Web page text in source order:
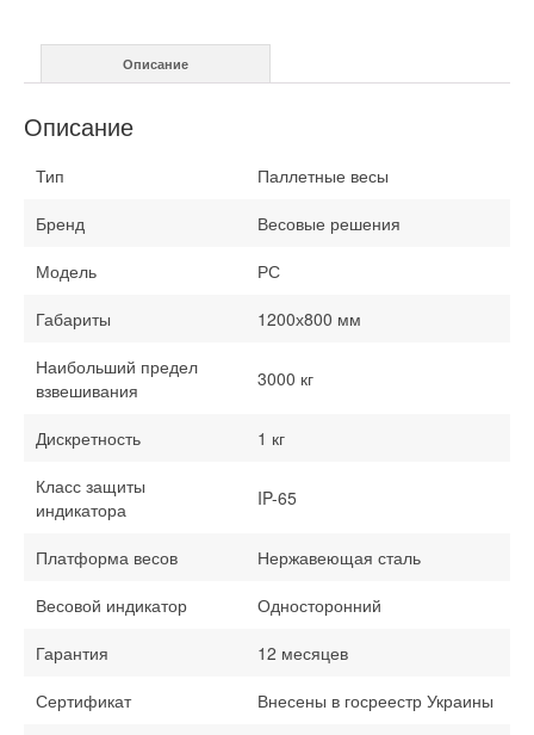
тонны
Описание
Описание
Тип
Паллетные весы
Бренд
Весовые решения
Модель
РС
Габариты
1200х800 мм
Наибольший предел
взвешивания
3000 кг
Дискретность
1 кг
Класс защиты
индикатора
IP-65
Платформа весов
Нержавеющая сталь
Весовой индикатор
Односторонний
Гарантия
12 месяцев
Сертификат
Внесены в госреестр Украины